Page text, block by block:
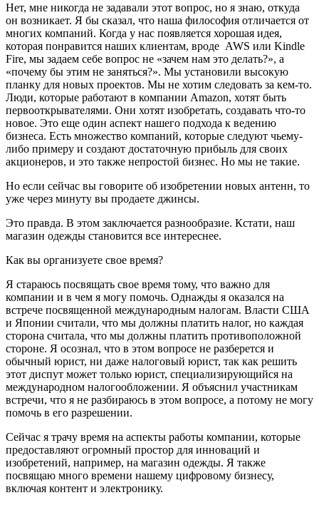
Нет, мне никогда не задавали этот вопрос, но я знаю, откуда
он возникает. Я бы сказал, что наша философия отличается от
многих компаний. Когда у нас появляется хорошая идея,
которая понравится наших клиентам, вроде AWS или Kindle
Fire, мы задаем себе вопрос не «зачем нам это делать?», а
«почему бы этим не заняться?». Мы установили высокую
планку для новых проектов. Мы не хотим следовать за кем-то.
Люди, которые работают в компании Amazon, хотят быть
первооткрывателями. Они хотят изобретать, создавать что-то
новое. Это еще один аспект нашего подхода к ведению
бизнеса. Есть множество компаний, которые следуют чьему-
либо примеру и создают достаточную прибыль для своих
акционеров, и это также непростой бизнес. Но мы не такие.
Но если сейчас вы говорите об изобретении новых антенн, то
уже через минуту вы продаете джинсы.
Это правда. В этом заключается разнообразие. Кстати, наш
магазин одежды становится все интереснее.
Как вы организуете свое время?
Я стараюсь посвящать свое время тому, что важно для
компании и в чем я могу помочь. Однажды я оказался на
встрече посвященной международным налогам. Власти США
и Японии считали, что мы должны платить налог, но каждая
сторона считала, что мы должны платить противоположной
стороне. Я осознал, что в этом вопросе не разберется и
обычный юрист, ни даже налоговый юрист, так как решить
этот диспут может только юрист, специализирующийся на
международном налогообложении. Я объяснил участникам
встречи, что я не разбираюсь в этом вопросе, а потому не могу
помочь в его разрешении.
Сейчас я трачу время на аспекты работы компании, которые
предоставляют огромный простор для инноваций и
изобретений, например, на магазин одежды. Я также
посвящаю много времени нашему цифровому бизнесу,
включая контент и электронику.